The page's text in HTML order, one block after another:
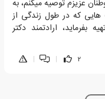
عزیزم توصیه میکنم، به
هایی که در طول زندگی از
بفرماید، ارادتمند دکتر
2
|
|